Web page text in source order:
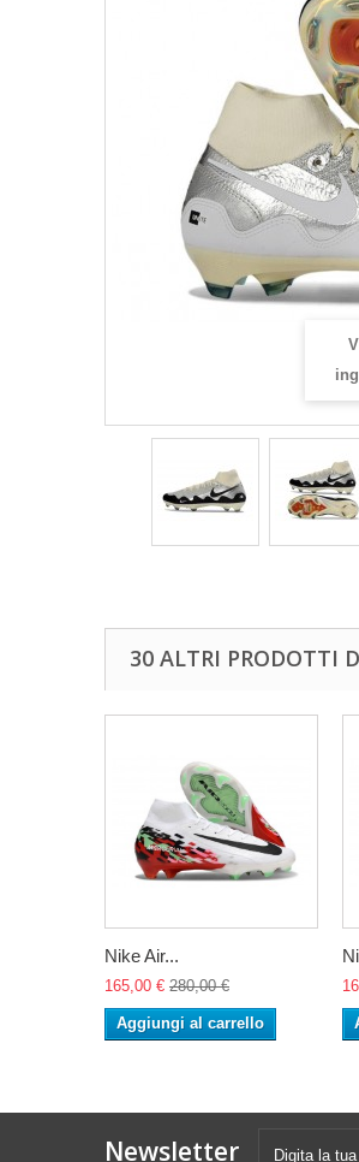
30 ALTRI PRODOTTI
Nike Air...
165,00 € 280,00 €
Aggiungi al carrello
Newsletter